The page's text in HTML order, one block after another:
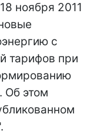
ноября 2011
с
тарифов при
Об этом